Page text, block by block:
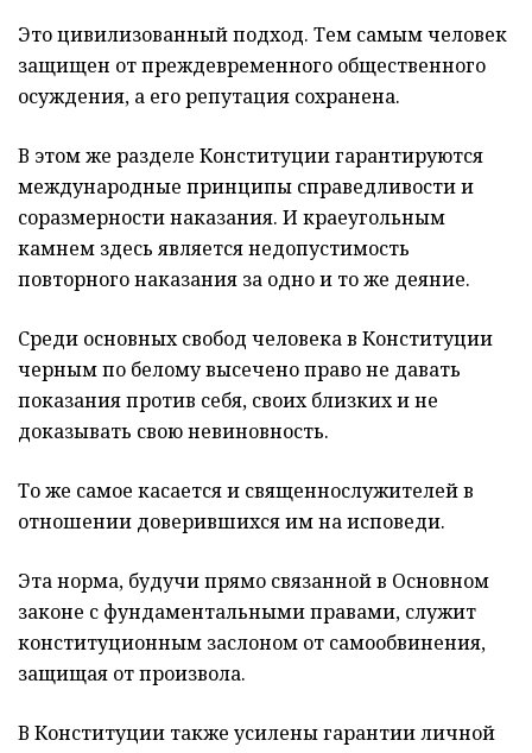
Это цивилизованный подход. Тем самым человек
защищен от преждевременного общественного
осуждения, а его репутация сохранена.
В этом же разделе Конституции гарантируются
международные принципы справедливости и
соразмерности наказания. И краеугольным
камнем здесь является недопустимость
повторного наказания за одно и то же деяние.
Среди основных свобод человека в Конституции
черным по белому высечено право не давать
показания против себя, своих близких и не
доказывать свою невиновность.
То же самое касается и священнослужителей в
отношении доверившихся им на исповеди.
Эта норма, будучи прямо связанной в Основном
законе с фундаментальными правами, служит
конституционным заслоном от самообвинения,
защищая от произвола.
В Конституции также усилены гарантии личной